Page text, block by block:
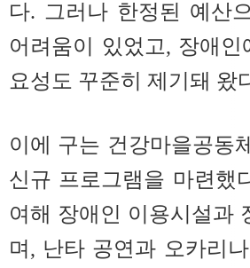
다. 그러나 한정된 예산
어려움이 있었고, 장애
요성도 꾸준히 제기돼 왔
이에 구는 건강마을공동
신규 프로그램을 마련했
여해 장애인 이용시설과
며, 난타 공연과 오카리